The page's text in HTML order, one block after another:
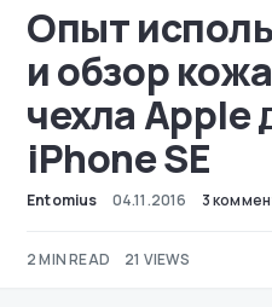
Опыт
и обзор
чехла Apple
iPhone SE
Entomius 04.11.2016 3
2 MIN READ 21 VIEWS